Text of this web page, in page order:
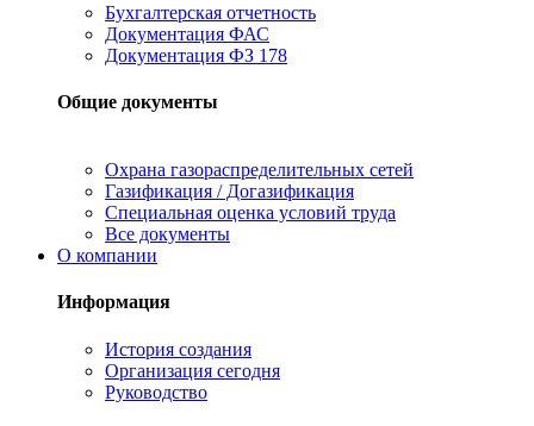
Бухгалтерская отчетность
Документация ФАС
Документация ФЗ 178
Общие документы
Охрана газораспределительных сетей
Газификация / Догазификация
Специальная оценка условий труда
Все документы
О компании
Информация
История создания
Организация сегодня
Руководство